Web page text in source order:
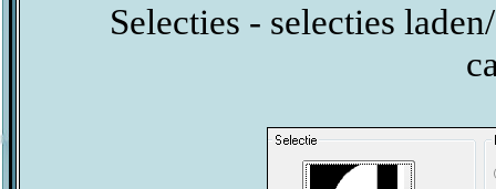
Selecties - selecties